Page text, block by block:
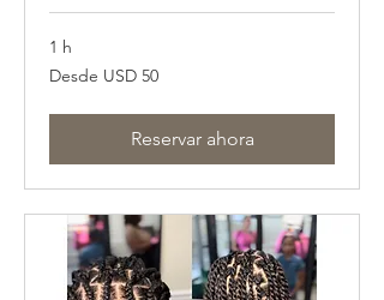
1 h
Desde
50
Desde USD 50
Reservar ahora